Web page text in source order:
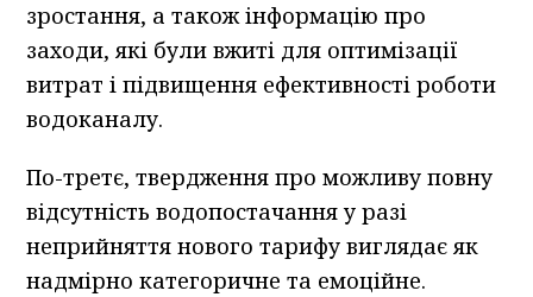
зростання, а також інформацію про
заходи, які були вжиті для оптимізації
витрат і підвищення ефективності роботи
водоканалу.
По-третє, твердження про можливу повну
відсутність водопостачання у разі
неприйняття нового тарифу виглядає як
надмірно категоричне та емоційне.